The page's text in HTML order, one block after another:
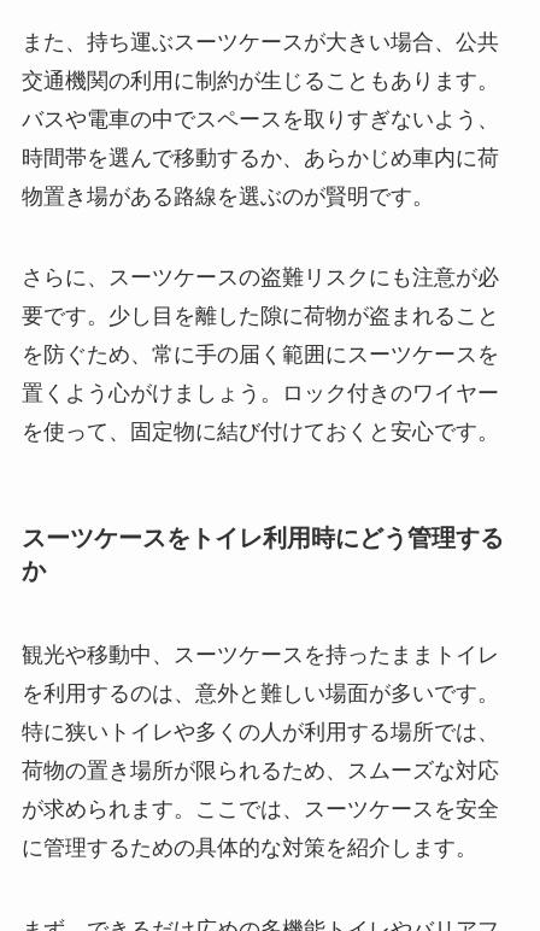
また、持ち運ぶスーツケースが大きい場合、公共
交通機関の利用に制約が生じることもあります。
バスや電車の中でスペースを取りすぎないよう、
時間帯を選んで移動するか、あらかじめ車内に荷
物置き場がある路線を選ぶのが賢明です。
さらに、スーツケースの盗難リスクにも注意が必
要です。少し目を離した隙に荷物が盗まれること
を防ぐため、常に手の届く範囲にスーツケースを
置くよう心がけましょう。ロック付きのワイヤー
を使って、固定物に結び付けておくと安心です。
スーツケースをトイレ利用時にどう管理する
か
観光や移動中、スーツケースを持ったままトイレ
を利用するのは、意外と難しい場面が多いです。
特に狭いトイレや多くの人が利用する場所では、
荷物の置き場所が限られるため、スムーズな対応
が求められます。ここでは、スーツケースを安全
に管理するための具体的な対策を紹介します。